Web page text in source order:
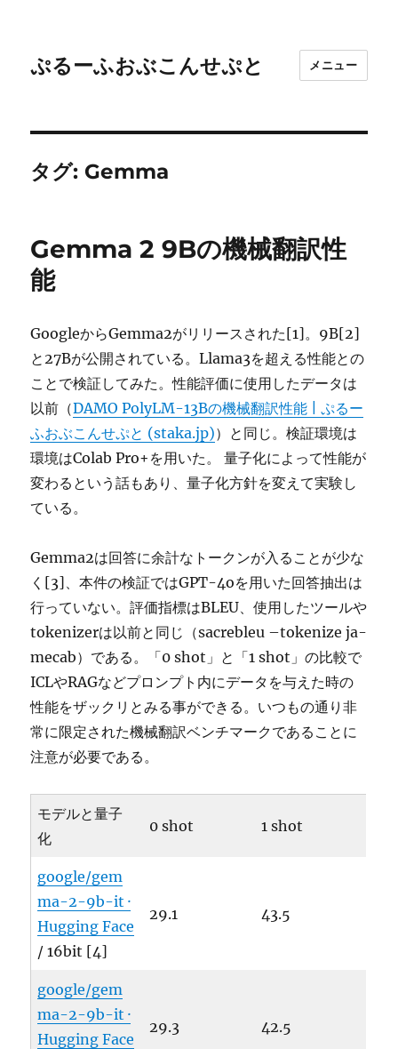
ぷるーふおぶこんせぷと メニュー
タグ: Gemma
Gemma 2 9Bの機械翻訳性
能
GoogleからGemma2がリリースされた[1]。9B[2]
と27Bが公開されている。Llama3を超える性能との
ことで検証してみた。性能評価に使用したデータは
以前（DAMO PolyLM-13Bの機械翻訳性能 | ぷるー
ふおぶこんせぷと (staka.jp)）と同じ。検証環境は
環境はColab Pro+を用いた。 量子化によって性能が
変わるという話もあり、量子化方針を変えて実験し
ている。
Gemma2は回答に余計なトークンが入ることが少な
く[3]、本件の検証ではGPT-4oを用いた回答抽出は
行っていない。評価指標はBLEU、使用したツールや
tokenizerは以前と同じ（sacrebleu –tokenize ja-
mecab）である。「0 shot」と「1 shot」の比較で
ICLやRAGなどプロンプト内にデータを与えた時の
性能をザックリとみる事ができる。いつもの通り非
常に限定された機械翻訳ベンチマークであることに
注意が必要である。
モデルと量子
化
0 shot 1 shot
google/gem
ma-2-9b-it ·
Hugging Face
/ 16bit [4]
29.1 43.5
google/gem
ma-2-9b-it ·
Hugging Face
29.3 42.5